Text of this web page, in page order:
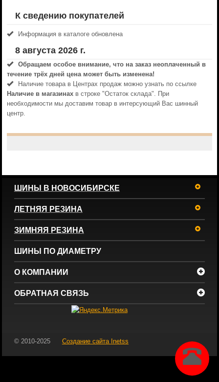
К сведению покупателей
Информация в каталоге обновлена
8 августа 2026 г.
Обращаем особое внимание, что на заказ неоплаченный в
течениe трёх дней цена может быть изменена!
Наличие товара в Центрах продаж можно узнать по ссылке
Наличие в магазинахв строке "Остаток склада". При
необходимости мы доставим товар в интерсующий Вас шинный
центр.
ШИНЫ В НОВОСИБИРСКЕ
ЛЕТНЯЯ РЕЗИНА
ЗИМНЯЯ РЕЗИНА
ШИНЫ ПО ДИАМЕТРУ
О КОМПАНИИ
ОБРАТНАЯ СВЯЗЬ
© 2010-2025 Создание сайта Inetss